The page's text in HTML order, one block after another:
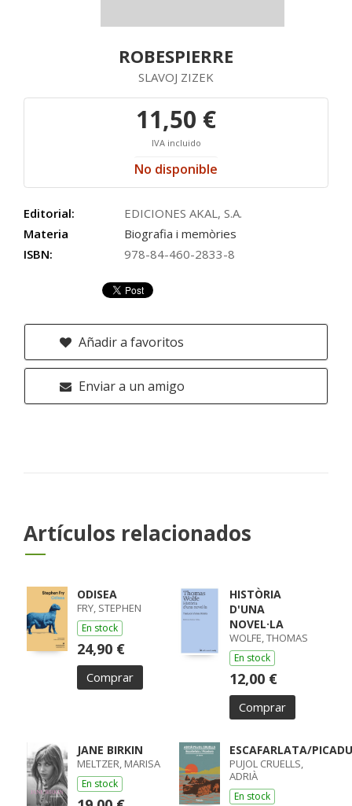
ROBESPIERRE
SLAVOJ ZIZEK
11,50 €
IVA incluido
No disponible
Editorial:
EDICIONES AKAL, S.A.
Materia
Biografia i memòries
ISBN:
978-84-460-2833-8
Añadir a favoritos
Enviar a un amigo
Artículos relacionados
ODISEA
FRY, STEPHEN
En stock
24,90 €
Comprar
HISTÒRIA
D'UNA
NOVEL·LA
WOLFE, THOMAS
En stock
12,00 €
Comprar
JANE BIRKIN
MELTZER, MARISA
En stock
ESCAFARLATA/
PUJOL CRUELLS,
ADRIÀ
En stock